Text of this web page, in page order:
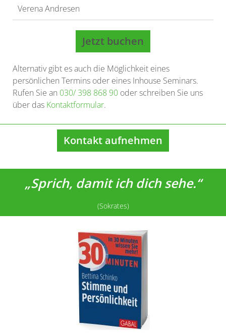
Verena Andresen
Jetzt buchen
Alternativ gibt es auch die Möglichkeit eines
persönlichen Termins oder eines Inhouse Seminars.
Rufen Sie an 030/ 398 868 90 oder schreiben Sie uns
über das Kontaktformular.
Kontakt aufnehmen
„Sprich, damit ich dich sehe.“
(Sokrates)